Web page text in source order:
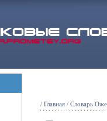
/ Главная / Словарь